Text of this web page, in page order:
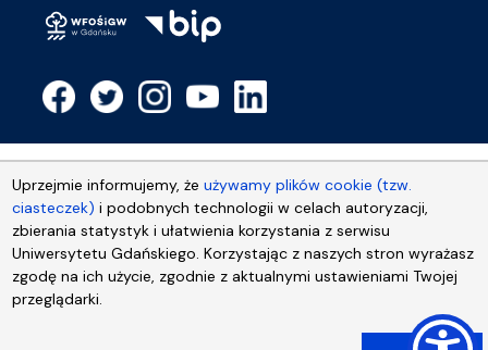
Uprzejmie informujemy, żeużywamy plików cookie (tzw.
ciasteczek) i podobnych technologii w celach autoryzacji,
zbierania statystyk i ułatwienia korzystania z serwisu
Uniwersytetu Gdańskiego. Korzystając z naszych stron wyrażasz
zgodę na ich użycie, zgodnie z aktualnymi ustawieniami Twojej
przeglądarki.